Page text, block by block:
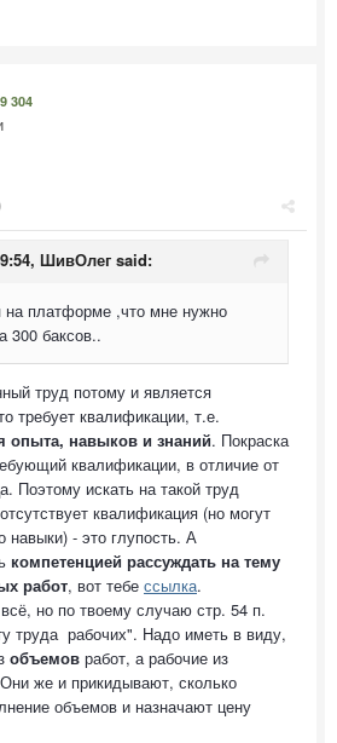
9 304
ШивОлег said:
на платформе ,что мне нужно
300 баксов..
труд потому и является
требует квалификации, т.е.
опыта, навыков и знаний. Покраска
квалификации, в отличие от
Поэтому искать на такой труд
квалификация (но могут
навыки) - это глупость. А
компетенцией рассуждать на тему
работ, вот тебе ссылка.
но по твоему случаю стр. 54 п.
труда рабочих". Надо иметь в виду,
объемов работ, а рабочие из
же и прикидывают, сколько
объемов и назначают цену